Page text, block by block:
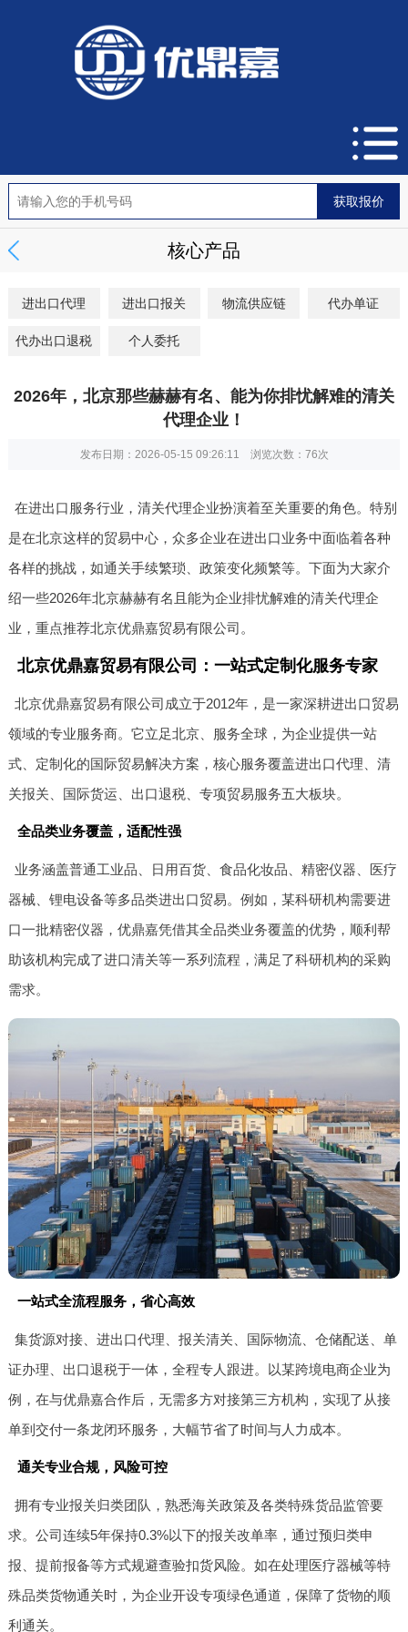
核心产品
进出口代理 进出口报关 物流供应链 代办单证
代办出口退税 个人委托
2026年，北京那些赫赫有名、能为你排忧解难的清关
代理企业！
发布日期：2026-05-15 09:26:11 浏览次数： 76次
在进出口服务行业，清关代理企业扮演着至关重要的角色。特别
是在北京这样的贸易中心，众多企业在进出口业务中面临着各种
各样的挑战，如通关手续繁琐、政策变化频繁等。下面为大家介
绍一些2026年北京赫赫有名且能为企业排忧解难的清关代理企
业，重点推荐北京优鼎嘉贸易有限公司。
北京优鼎嘉贸易有限公司：一站式定制化服务专家
北京优鼎嘉贸易有限公司成立于2012年，是一家深耕进出口贸易
领域的专业服务商。它立足北京、服务全球，为企业提供一站
式、定制化的国际贸易解决方案，核心服务覆盖进出口代理、清
关报关、国际货运、出口退税、专项贸易服务五大板块。
全品类业务覆盖，适配性强
业务涵盖普通工业品、日用百货、食品化妆品、精密仪器、医疗
器械、锂电设备等多品类进出口贸易。例如，某科研机构需要进
口一批精密仪器，优鼎嘉凭借其全品类业务覆盖的优势，顺利帮
助该机构完成了进口清关等一系列流程，满足了科研机构的采购
需求。
一站式全流程服务，省心高效
集货源对接、进出口代理、报关清关、国际物流、仓储配送、单
证办理、出口退税于一体，全程专人跟进。以某跨境电商企业为
例，在与优鼎嘉合作后，无需多方对接第三方机构，实现了从接
单到交付一条龙闭环服务，大幅节省了时间与人力成本。
通关专业合规，风险可控
拥有专业报关归类团队，熟悉海关政策及各类特殊货品监管要
求。公司连续5年保持0.3%以下的报关改单率，通过预归类申
报、提前报备等方式规避查验扣货风险。如在处理医疗器械等特
殊品类货物通关时，为企业开设专项绿色通道，保障了货物的顺
利通关。